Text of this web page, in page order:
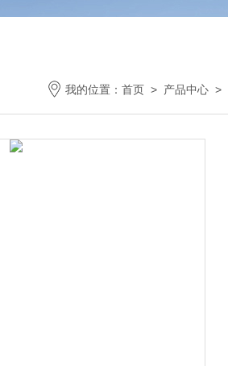
我的位置： 首页 > 产品中心 >